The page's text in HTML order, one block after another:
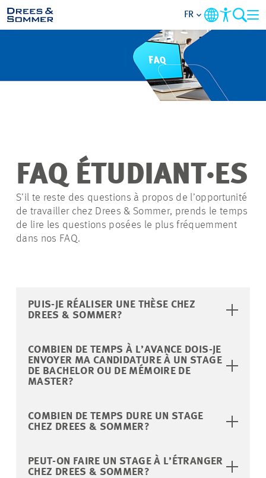
APERÇU
QUI NOUS SOMMES
CARRIÈRES
POSTULER
FR
FAQ ÉTUDIANT·ES
S’il te reste des questions à propos de l’opportunité
de travailler chez Drees & Sommer, prends le temps
de lire les questions posées le plus fréquemment
dans nos FAQ.
PUIS-JE RÉALISER UNE THÈSE CHEZ
DREES & SOMMER?
COMBIEN DE TEMPS À L’AVANCE DOIS-JE
ENVOYER MA CANDIDATURE À UN STAGE
DE BACHELOR OU DE MÉMOIRE DE
MASTER?
COMBIEN DE TEMPS DURE UN STAGE
CHEZ DREES & SOMMER?
PEUT-ON FAIRE UN STAGE À L’ÉTRANGER
CHEZ DREES & SOMMER?